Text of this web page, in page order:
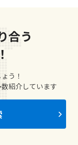
合う
う！
紹介しています